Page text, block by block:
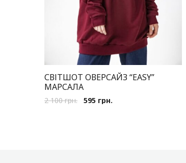
СВІТШОТ ОВЕРСАЙЗ “EASY”
МАРСАЛА
2 100грн. 595 грн.